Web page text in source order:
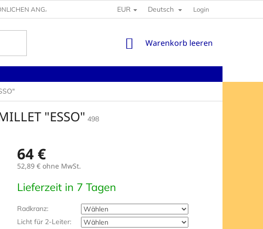
ANGABEN EUR Deutsch Login
WARENKORB
Warenkorb leeren
"ESSO" 498
64 €
52,89 €ohne MwSt.
Lieferzeit in 7 Tagen
Radkranz:
Licht für 2-Leiter: